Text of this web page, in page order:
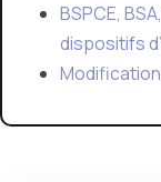
BSPCE,
dispositifs